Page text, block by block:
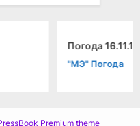
Premium theme